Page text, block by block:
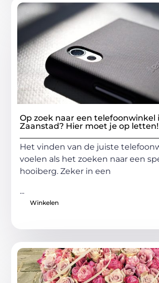
Op zoek naar een telefoonwinkel
Zaanstad? Hier moet je op letten!
Het vinden van de juiste
voelen als het zoeken naar een
hooiberg. Zeker in een
...
Winkelen